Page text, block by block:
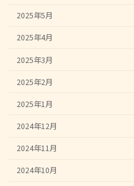
2025年5月
2025年4月
2025年3月
2025年2月
2025年1月
2024年12月
2024年11月
2024年10月